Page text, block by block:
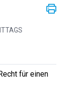
für einen